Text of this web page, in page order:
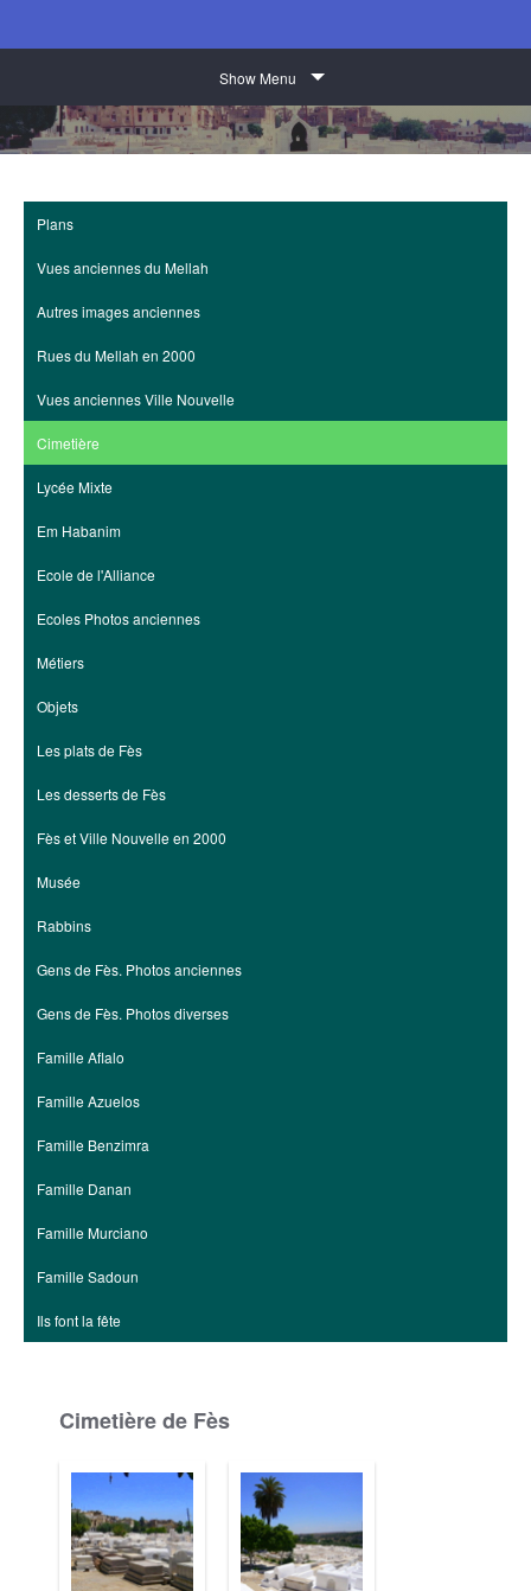
Show Menu
Plans
Vues anciennes du Mellah
Autres images anciennes
Rues du Mellah en 2000
Vues anciennes Ville Nouvelle
Cimetière
Lycée Mixte
Em Habanim
Ecole de l'Alliance
Ecoles Photos anciennes
Métiers
Objets
Les plats de Fès
Les desserts de Fès
Fès et Ville Nouvelle en 2000
Musée
Rabbins
Gens de Fès. Photos anciennes
Gens de Fès. Photos diverses
Famille Aflalo
Famille Azuelos
Famille Benzimra
Famille Danan
Famille Murciano
Famille Sadoun
Ils font la fête
Cimetière de Fès